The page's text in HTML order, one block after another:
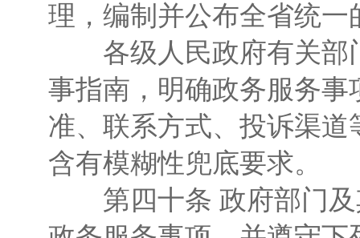
理，编制并公布全省统
各级人民政府有关部
事指南，明确政务服务
准、联系方式、投诉渠
含有模糊性兜底要求。
第四十条 政府部门及